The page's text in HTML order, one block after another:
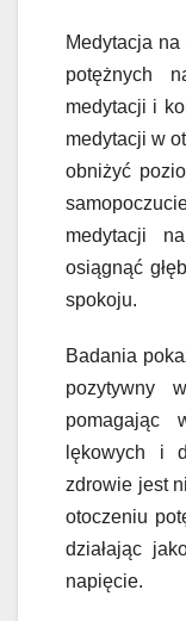
Medytacja na
potężnych
medytacji i
medytacji w
obniżyć
medytacji
osiągnąć
spokoju.
Badania
pozytywny
pomagając
lękowych i
zdrowie jest
otoczeniu
działając
napięcie.